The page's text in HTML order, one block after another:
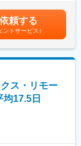
ティマネジメン
ました。
ル化に伴いアジ
す。
を中心に、官公
ます。
月給(月額)は固定手
頼する
ントサービス）
ス・リモー
17.5日